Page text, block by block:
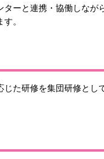
ーと連携・協働しな
。
た研修を集団研修と